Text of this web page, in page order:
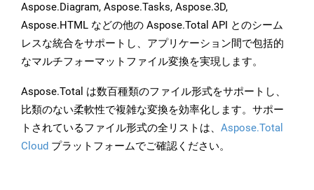
Aspose.Diagram, Aspose.Tasks, Aspose.3D,
Aspose.HTML などの他の Aspose.Total API とのシーム
レスな統合をサポートし、アプリケーション間で包括的
なマルチフォーマットファイル変換を実現します。
Aspose.Total は数百種類のファイル形式をサポートし、
比類のない柔軟性で複雑な変換を効率化します。サポー
トされているファイル形式の全リストは、 Aspose.Total
Cloud プラットフォームでご確認ください。